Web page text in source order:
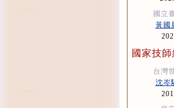
國立
黃國
國家技師
台灣
沈岑